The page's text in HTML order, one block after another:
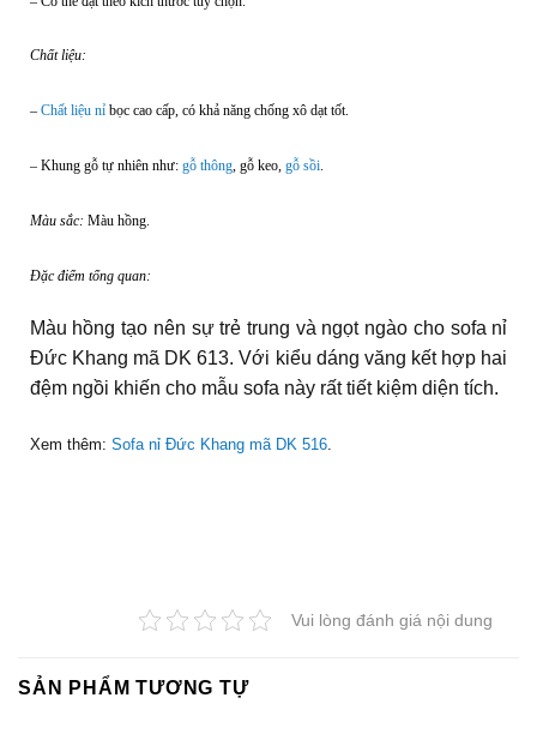
Chất liệu:
– Chất liệu nỉbọc cao cấp, có khả năng chống xô dạt tốt.
– Khung gỗ tự nhiên như: gỗ thông, gỗ keo, gỗ sồi.
Màu sắc: Màu hồng.
Đặc điểm tổng quan:
Màu hồng tạo nên sự trẻ trung và ngọt ngào cho sofa nỉ
Đức Khang mã DK 613. Với kiểu dáng văng kết hợp hai
đệm ngồi khiến cho mẫu sofa này rất tiết kiệm diện tích.
Xem thêm: Sofa nỉ Đức Khang mã DK 516.
Vui lòng đánh giá nội dung
SẢN PHẨM TƯƠNG TỰ